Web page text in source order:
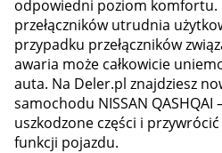
odpowiedni poziom komfortu.
przełączników utrudnia
przypadku przełączników
awaria może całkowicie
auta. Na Deler.pl znajdziesz
samochodu NISSAN
uszkodzone części i
funkcji pojazdu.